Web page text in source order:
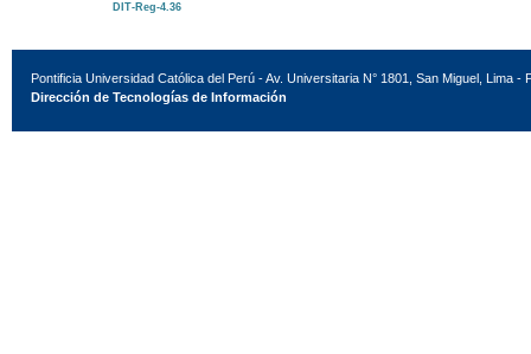
DIT-Reg-4.36
Pontificia Universidad Católica del Perú - Av. Universitaria N° 1801, San Miguel, Lima -
Dirección de Tecnologías de Información